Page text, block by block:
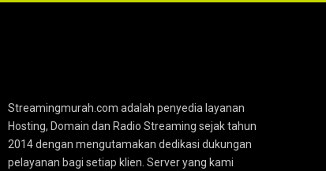
Streamingmurah.com adalah penyedia layanan
Hosting, Domain dan Radio Streaming sejak tahun
2014 dengan mengutamakan dedikasi dukungan
pelayanan bagi setiap klien. Server yang kami